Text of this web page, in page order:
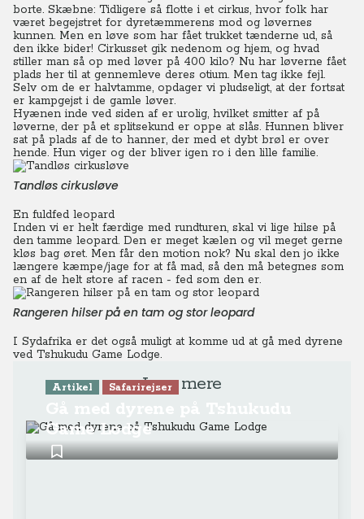
borte. Skæbne: Tidligere så flotte i et cirkus, hvor folk har
været begejstret for dyretæmmerens mod og løvernes
kunnen. Men en løve som har fået trukket tænderne ud, så
den ikke bider! Cirkusset gik nedenom og hjem, og hvad
stiller man så op med løver på 400 kilo? Nu har løverne fået
plads her til at gennemleve deres otium. Men tag ikke fejl.
Selv om de er halvtamme, opdager vi pludseligt, at der fortsat
er kampgejst i de gamle løver.
Hyænen inde ved siden af er urolig, hvilket smitter af på
løverne, der på et splitsekund er oppe at slås. Hunnen bliver
sat på plads af de to hanner, der med et dybt brøl er over
hende. Hun viger og der bliver igen ro i den lille familie.
Tandløs cirkusløve
En fuldfed leopard
Inden vi er helt færdige med rundturen, skal vi lige hilse på
den tamme leopard. Den er meget kælen og vil meget gerne
kløs bag øret. Men får den motion nok? Nu skal den jo ikke
længere kæmpe/jage for at få mad, så den må betegnes som
en af de helt store af racen - fed som den er.
Rangeren hilser på en tam og stor leopard
I Sydafrika er det også muligt at komme ud at gå med dyrene
ved Tshukudu Game Lodge.
Læs mere
Artikel Safarirejser
Game Lodge